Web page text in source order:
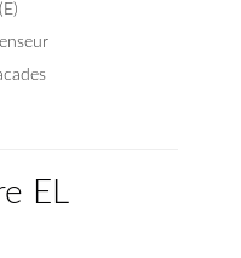
EL